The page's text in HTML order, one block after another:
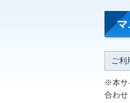
マ
ご利
※本サ
合わせ